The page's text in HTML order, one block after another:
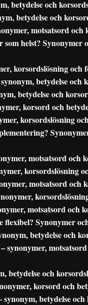
betydelse och
betydelse och
motsatsord och
helst? Synonymer
korsordslösning och
betydelse och
betydelse och
korsord och
korsordslösning
motsatsord och
korsordslösning
motsatsord och
motsatsord och
flexibel? Synonymer
betydelse och
synonymer,
betydelse och
korsord och
betydelse